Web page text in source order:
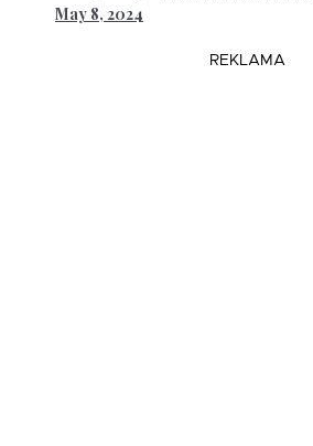
May 8, 2024
REKLAMA